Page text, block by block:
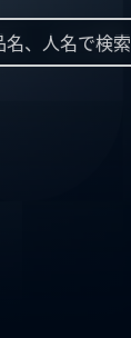
名、人名で検索